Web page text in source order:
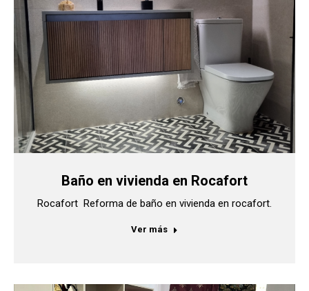
Baño en vivienda en Rocafort
Rocafort Reforma de baño en vivienda en rocafort.
Ver más